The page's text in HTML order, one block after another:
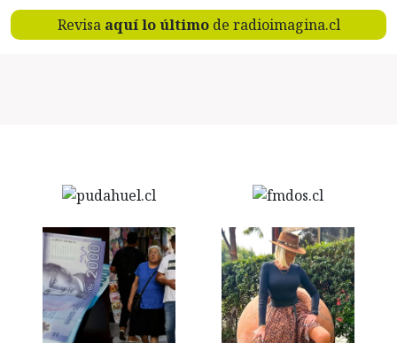
Revisa aquí lo últimode radioimagina.cl